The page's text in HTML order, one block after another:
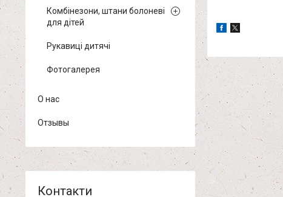
Комбінезони, штани болоневі
для дітей
Рукавиці дитячі
Фотогалерея
О нас
Отзывы